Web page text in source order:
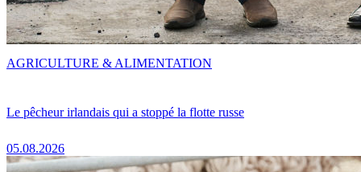
Le pêcheur irlandais qui a stoppé la flotte russe
05.08.2026
AGRICULTURE & ALIMENTATION